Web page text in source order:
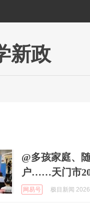
新政
@多孩家庭、
户……天门市
网易号 极目新闻